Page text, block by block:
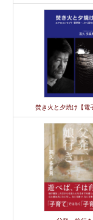
焚き火と夕焼け【電